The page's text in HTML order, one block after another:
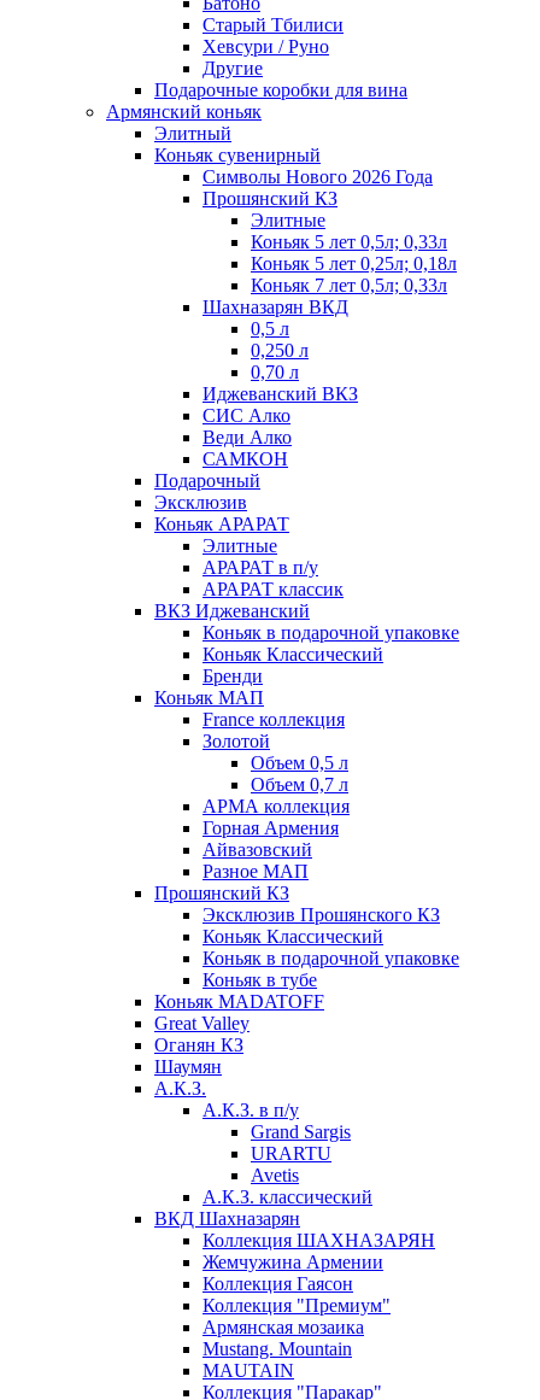
Старый Тбилиси
Хевсури / Руно
Другие
Подарочные коробки для вина
Армянский коньяк
Элитный
Коньяк сувенирный
Символы Нового 2026 Года
Прошянский КЗ
Элитные
Коньяк 5 лет 0,5л; 0,33л
Коньяк 5 лет 0,25л; 0,18л
Коньяк 7 лет 0,5л; 0,33л
Шахназарян ВКД
0,5 л
0,250 л
0,70 л
Иджеванский ВКЗ
СИС Алко
Веди Алко
САМКОН
Подарочный
Эксклюзив
Коньяк АРАРАТ
Элитные
АРАРАТ в п/у
АРАРАТ классик
ВКЗ Иджеванский
Коньяк в подарочной упаковке
Коньяк Классический
Бренди
Коньяк МАП
France коллекция
Золотой
Объем 0,5 л
Объем 0,7 л
АРМА коллекция
Горная Армения
Айвазовский
Разное МАП
Прошянский КЗ
Эксклюзив Прошянского КЗ
Коньяк Классический
Коньяк в подарочной упаковке
Коньяк в тубе
Коньяк MADATOFF
Great Valley
Оганян КЗ
Шаумян
А.К.З.
А.К.З. в п/у
Grand Sargis
URARTU
Avetis
А.К.З. классический
ВКД Шахназарян
Коллекция ШАХНАЗАРЯН
Жемчужина Армении
Коллекция Гаясон
Коллекция "Премиум"
Армянская мозаика
Mustang. Mountain
MAUTAIN
Коллекция "Паракар"